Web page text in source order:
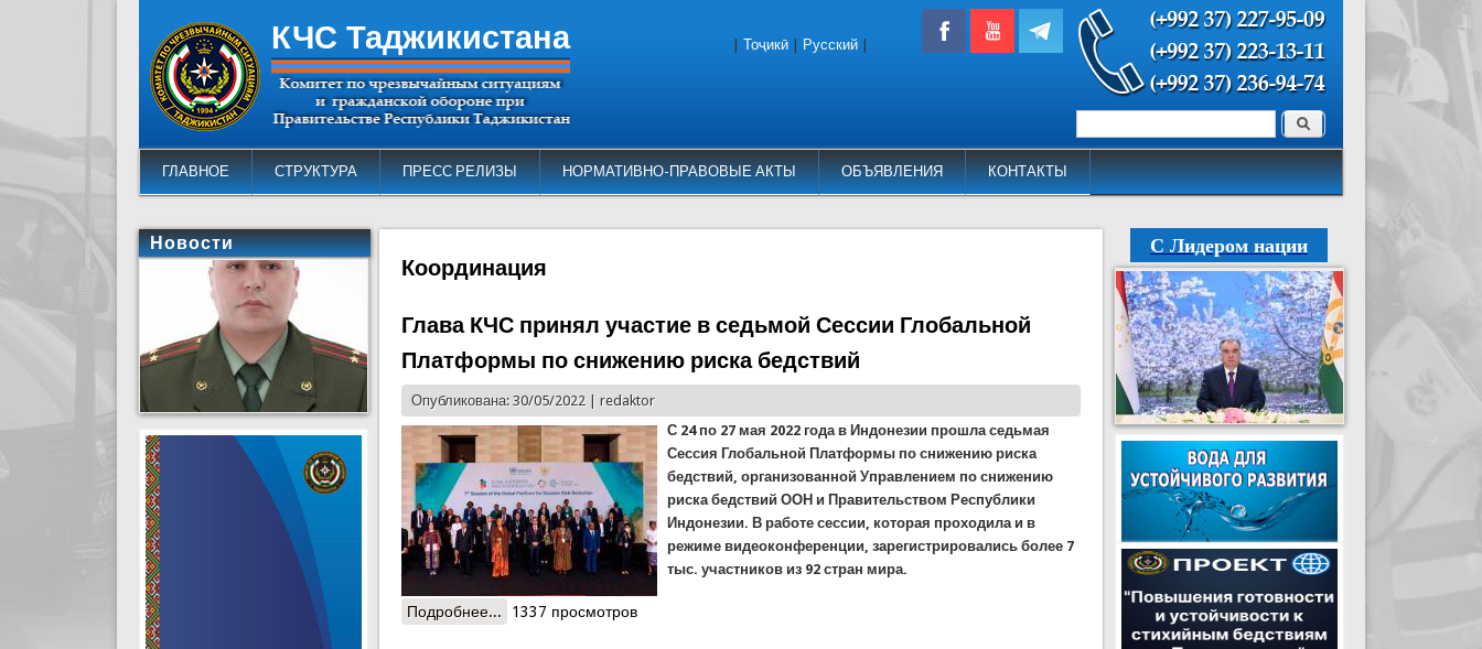
КЧС Таджикистана
ГЛАВНОЕ СТРУКТУРА ПРЕСС РЕЛИЗЫ НОРМАТИВНО-ПРАВОВЫЕ АКТЫ ОБЪЯВЛЕНИЯ КОНТАКТЫ
Форма поиска Поиск
Тоҷикӣ Русский
Координация
Глава КЧС принял участие в седьмой Сессии Глобальной
Платформы по снижению риска бедствий
Опубликована: 30/05/2022 |redaktor
С 24 по 27 мая 2022 года в Индонезии прошла седьмая
Сессия Глобальной Платформы по снижению риска
бедствий, организованной Управлением по снижению
риска бедствий ООН и Правительством Республики
Индонезии. В работе сессии, которая проходила и в
режиме видеоконференции, зарегистрировались более 7
тыс. участников из 92 стран мира.
Подробнее... о Глава КЧС принял участие в седьмой Сессии Глобальной Платформы по снижению риска бедствий
1337 просмотров
Новости С Лидером нации